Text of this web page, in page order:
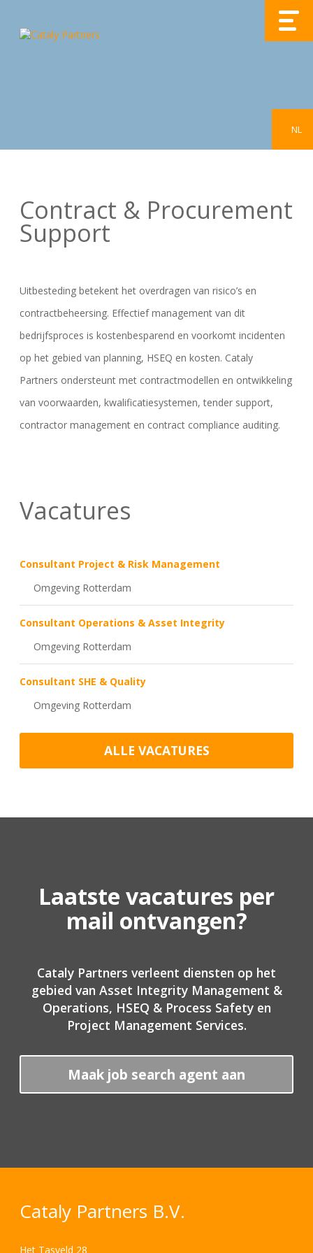
NL
Contract & Procurement
Support
Uitbesteding betekent het overdragen van risico’s en
contractbeheersing. Effectief management van dit
bedrijfsproces is kostenbesparend en voorkomt incidenten
op het gebied van planning, HSEQ en kosten. Cataly
Partners ondersteunt met contractmodellen en ontwikkeling
van voorwaarden, kwalificatiesystemen, tender support,
contractor management en contract compliance auditing.
Vacatures
Consultant Project & Risk Management
Omgeving Rotterdam
Consultant Operations & Asset Integrity
Omgeving Rotterdam
Consultant SHE & Quality
Omgeving Rotterdam
ALLE VACATURES
Laatste vacatures per
mail ontvangen?
Cataly Partners verleent diensten op het
gebied van Asset Integrity Management &
Operations, HSEQ & Process Safety en
Project Management Services.
Maak job search agent aan
Cataly Partners B.V.
Het Tasveld 28